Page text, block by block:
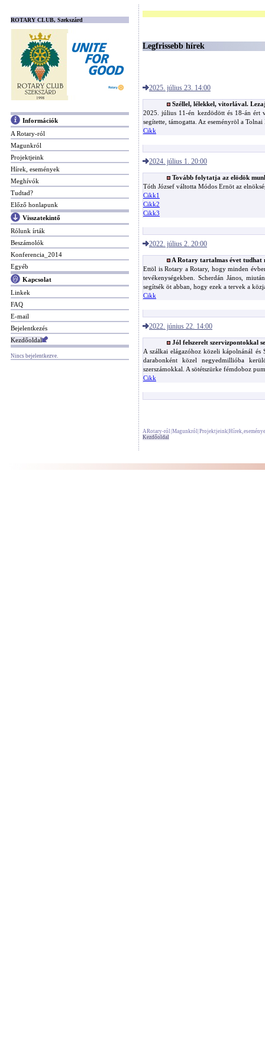
ROTARY CLUB, Szekszárd
Információk
A Rotary-ról
Magunkról
Projektjeink
Hírek, események
Meghívók
Tudtad?
Előző honlapunk
Visszatekintő
Rólunk írták
Beszámolók
Konferencia_2014
Egyéb
Kapcsolat
Linkek
FAQ
E-mail
Bejelentkezés
Kezdőoldal
Nincs bejelentkezve.
Legfrissebb hírek
2025. július 23. 14:00
Széllel, lélekkel, vitorlával.
2025. július 11-én kezdödött és 18-án ért
segítette, támogatta. Az eseményröl a
Cikk
2024. július 1. 20:00
Tovább folytatja az elödök
Tóth József váltotta Módos Ernöt az
Cikk1
Cikk2
Cikk3
2022. július 2. 20:00
A Rotary tartalmas évet tudhat
Ettöl is Rotary a Rotary, hogy minden
tevékenységekben. Scherdán János,
segítsék öt abban, hogy ezek a tervek a
Cikk
2022. június 22. 14:00
Jól felszerelt szervizpontokkal
A szálkai elágazóhoz közeli kápolnánál
darabonként közel negyedmillióba
szerszámokkal. A sötétszürke fémdoboz
Cikk
A Rotary-ról |Magunkról Projektjeink|Hírek,
Kezdőoldal